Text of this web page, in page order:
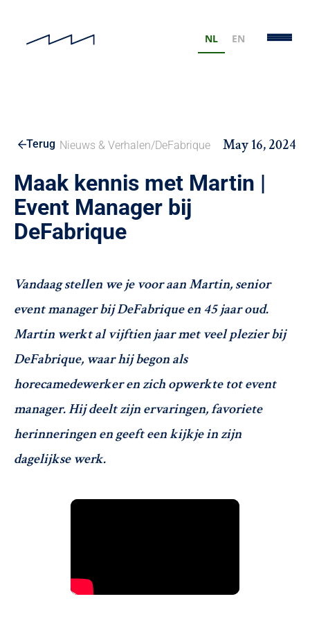
NL EN
Terug Nieuws & Verhalen/DeFabrique May 16, 2024
Maak kennis met Martin |
Event Manager bij
DeFabrique
Vandaag stellen we je voor aan Martin, senior
event manager bij DeFabrique en 45 jaar oud.
Martin werkt al vijftien jaar met veel plezier bij
DeFabrique, waar hij begon als
horecamedewerker en zich opwerkte tot event
manager. Hij deelt zijn ervaringen, favoriete
herinneringen en geeft een kijkje in zijn
dagelijkse werk.